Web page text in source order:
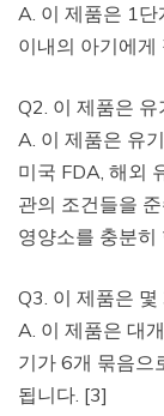
A. 이 제품은 1단
이내의 아기에게
Q2. 이 제품은
A. 이 제품은 유
미국 FDA, 해외
관의 조건들을
영양소를 충분히
Q3. 이 제품은
A. 이 제품은 대
기가 6개 묶음으
됩니다. [3]